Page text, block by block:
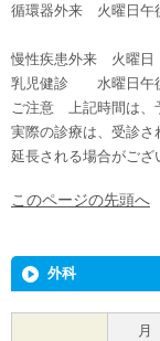
循環器外来 火曜日午
慢性疾患外来 火曜日
乳児健診 水曜日午
ご注意 上記時間は、
実際の診療は、受診さ
延長される場合がござ
このページの先頭へ
外科
月